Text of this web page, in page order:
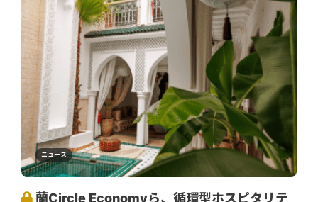
ニュース
蘭Circle Economyら、循環型ホスピタリテ